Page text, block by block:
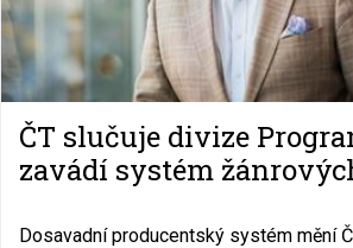
ČT slučuje divize
zavádí systém
Dosavadní producentský systém mění